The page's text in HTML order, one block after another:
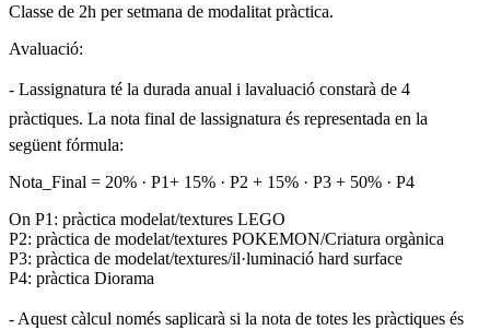
Classe de 2h per setmana de modalitat pràctica.
Avaluació:
- Lassignatura té la durada anual i lavaluació constarà de 4
pràctiques. La nota final de lassignatura és representada en la
següent fórmula:
Nota_Final = 20% · P1+ 15% · P2 + 15% · P3 + 50% · P4
On P1: pràctica modelat/textures LEGO
P2: pràctica de modelat/textures POKEMON/Criatura orgànica
P3: pràctica de modelat/textures/il·luminació hard surface
P4: pràctica Diorama
- Aquest càlcul només saplicarà si la nota de totes les pràctiques és